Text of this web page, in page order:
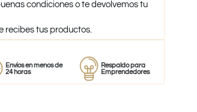
condiciones o te devolvemos tu
recibes tus productos.
en menos de
Respaldo para
Emprendedores